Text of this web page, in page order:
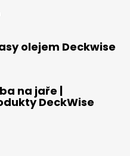
olejem Deckwise
na jaře |
DeckWise